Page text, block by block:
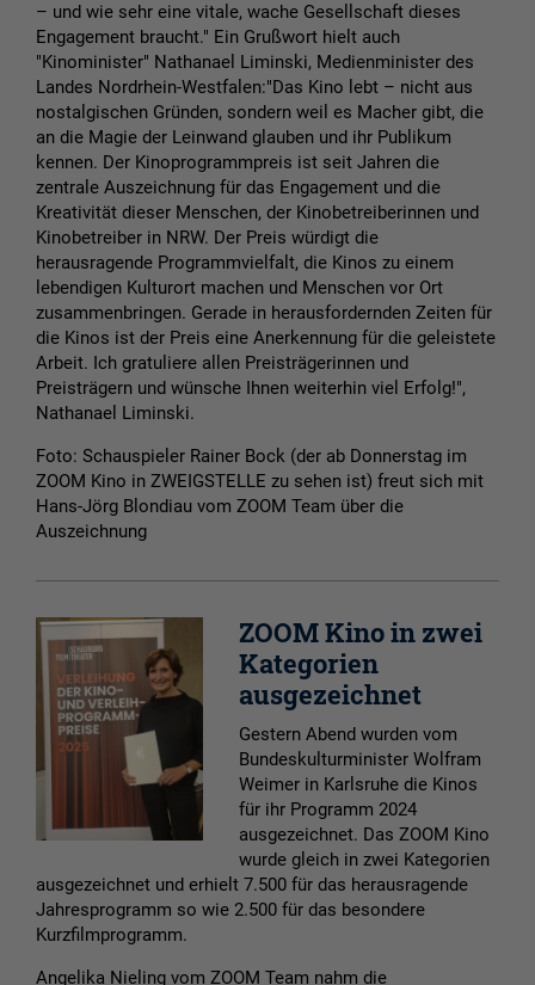
– und wie sehr eine vitale, wache Gesellschaft dieses
Engagement braucht." Ein Grußwort hielt auch
"Kinominister" Nathanael Liminski, Medienminister des
Landes Nordrhein-Westfalen:"Das Kino lebt – nicht aus
nostalgischen Gründen, sondern weil es Macher gibt, die
an die Magie der Leinwand glauben und ihr Publikum
kennen. Der Kinoprogrammpreis ist seit Jahren die
zentrale Auszeichnung für das Engagement und die
Kreativität dieser Menschen, der Kinobetreiberinnen und
Kinobetreiber in NRW. Der Preis würdigt die
herausragende Programmvielfalt, die Kinos zu einem
lebendigen Kulturort machen und Menschen vor Ort
zusammenbringen. Gerade in herausfordernden Zeiten für
die Kinos ist der Preis eine Anerkennung für die geleistete
Arbeit. Ich gratuliere allen Preisträgerinnen und
Preisträgern und wünsche Ihnen weiterhin viel Erfolg!",
Nathanael Liminski.
Foto: Schauspieler Rainer Bock (der ab Donnerstag im
ZOOM Kino in ZWEIGSTELLE zu sehen ist) freut sich mit
Hans-Jörg Blondiau vom ZOOM Team über die
Auszeichnung
ZOOM Kino in zwei
Kategorien
ausgezeichnet
Gestern Abend wurden vom
Bundeskulturminister Wolfram
Weimer in Karlsruhe die Kinos
für ihr Programm 2024
ausgezeichnet. Das ZOOM Kino
wurde gleich in zwei Kategorien
ausgezeichnet und erhielt 7.500 für das herausragende
Jahresprogramm so wie 2.500 für das besondere
Kurzfilmprogramm.
Angelika Nieling vom ZOOM Team nahm die